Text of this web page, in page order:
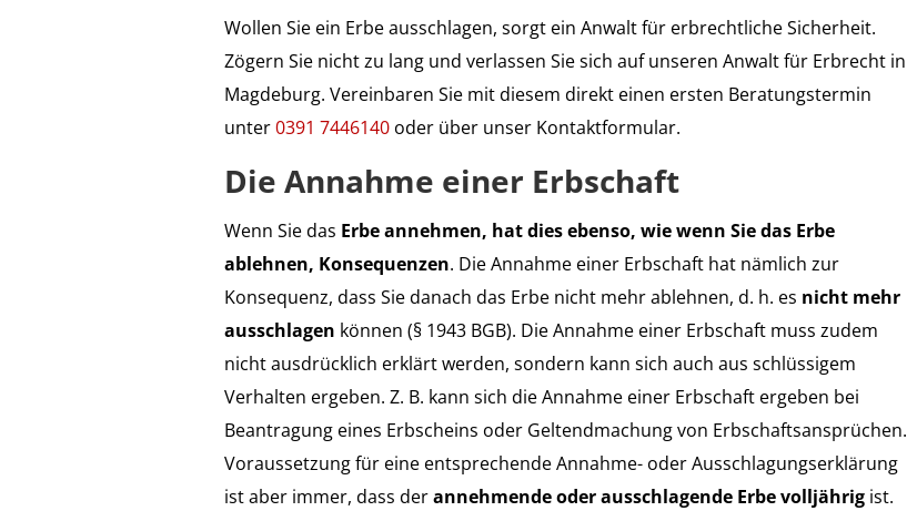
Wollen Sie ein Erbe ausschlagen, sorgt ein Anwalt für erbrechtliche Sicherheit.
Zögern Sie nicht zu lang und verlassen Sie sich auf unseren Anwalt für Erbrecht in
Magdeburg. Vereinbaren Sie mit diesem direkt einen ersten Beratungstermin
unter0391 7446140oder über unser Kontaktformular.
Die Annahme einer Erbschaft
Wenn Sie das Erbe annehmen, hat dies ebenso, wie wenn Sie das Erbe
ablehnen, Konsequenzen. Die Annahme einer Erbschaft hat nämlich zur
Konsequenz, dass Sie danach das Erbe nicht mehr ablehnen, d. h. es nicht mehr
ausschlagen können (§ 1943 BGB). Die Annahme einer Erbschaft muss zudem
nicht ausdrücklich erklärt werden, sondern kann sich auch aus schlüssigem
Verhalten ergeben. Z. B. kann sich die Annahme einer Erbschaft ergeben bei
Beantragung eines Erbscheins oder Geltendmachung von Erbschaftsansprüchen.
Voraussetzung für eine entsprechende Annahme- oder Ausschlagungserklärung
ist aber immer, dass derannehmende oder ausschlagende Erbe volljährigist.